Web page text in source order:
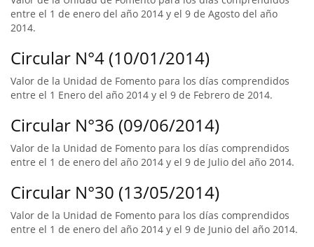
entre el 1 de enero del año 2014 y el 9 de Agosto del año
2014.
Circular N°4 (10/01/2014)
Valor de la Unidad de Fomento para los días comprendidos
entre el 1 Enero del año 2014 y el 9 de Febrero de 2014.
Circular N°36 (09/06/2014)
Valor de la Unidad de Fomento para los días comprendidos
entre el 1 de enero del año 2014 y el 9 de Julio del año 2014.
Circular N°30 (13/05/2014)
Valor de la Unidad de Fomento para los días comprendidos
entre el 1 de enero del año 2014 y el 9 de Junio del año 2014.